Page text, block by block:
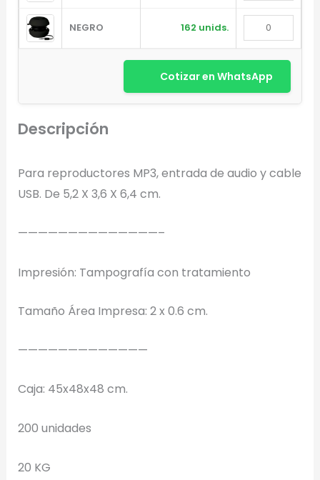
con IA
o haz clic para explorar tus archivos
transparente.
Full Color
NEGRO 162 unids.
Cotizar en WhatsApp
Descripción
Para reproductores MP3, entrada de audio y cable
USB. De 5,2 X 3,6 X 6,4 cm.
——————————————–
Impresión: Tampografía con tratamiento
Tamaño Área Impresa: 2 x 0.6 cm.
—————————————
Caja: 45x48x48 cm.
200 unidades
20 KG